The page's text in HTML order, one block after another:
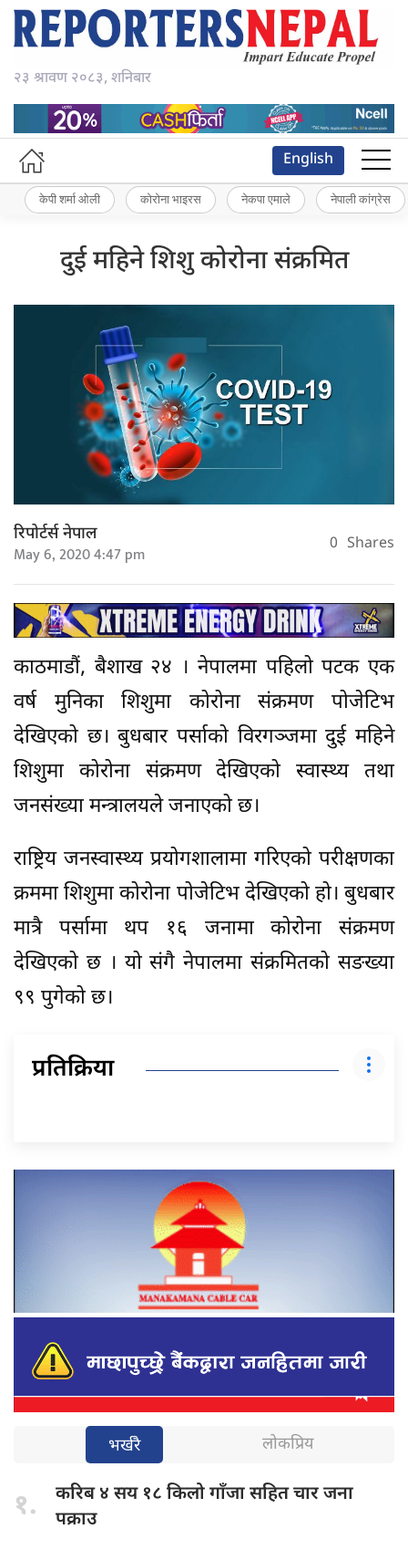
२३ श्रावण २०८३, शनिबार
English
केपी शर्मा ओली कोरोना भाइरस नेकपा एमाले नेपाली कांग्रेस
दुई महिने शिशु कोरोना संक्रमित
रिपोर्टर्स नेपाल
May 6, 2020 4:47 pm 0 Shares
काठमाडौं, बैशाख २४ । नेपालमा पहिलो पटक एक
वर्ष मुनिका शिशुमा कोरोना संक्रमण पोजेटिभ
देखिएको छ। बुधबार पर्साको विरगञ्जमा दुई महिने
शिशुमा कोरोना संक्रमण देखिएको स्वास्थ्य तथा
जनसंख्या मन्त्रालयले जनाएको छ।
राष्ट्रिय जनस्वास्थ्य प्रयोगशालामा गरिएको परीक्षणका
क्रममा शिशुमा कोरोना पोजेटिभ देखिएको हो। बुधबार
मात्रै पर्सामा थप १६ जनामा कोरोना संक्रमण
देखिएको छ । यो संगै नेपालमा संक्रमितको सङख्या
९९ पुगेको छ।
प्रतिक्रिया
भर्खरै लोकप्रिय
१. करिब ४ सय १८ किलो गाँजा सहित चार जना
पक्राउ